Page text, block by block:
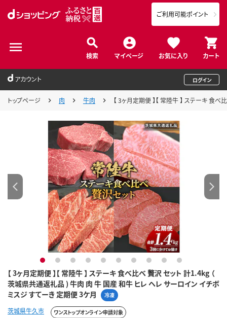
検索 マイページ お気に入り カート
ご利用可能ポイント
アカウント ログイン
トップページ 肉 牛肉 【 3ヶ月定期便 】【 常陸牛 】 ステーキ
【 3ヶ月定期便 】【 常陸牛 】 ステーキ 食べ比べ 贅沢 セット 計1.4kg （
茨城県共通返礼品 ) 牛肉 肉 牛 国産 和牛 ヒレ ヘレ サーロイン イチボ
ミスジ すてーき 定期便 3ケ月
冷凍
1 2 3 4 5 6 7 8 9 10
茨城県牛久市 ワンストップオンライン申請対象